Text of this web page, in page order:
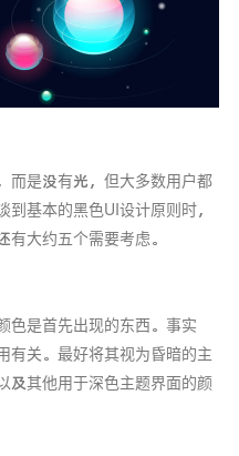
而是没有光，但大多数用户都
基本的黑色UI设计原则时，
大约五个需要考虑。
色是首先出现的东西。事实
有关。最好将其视为昏暗的主
及其他用于深色主题界面的颜